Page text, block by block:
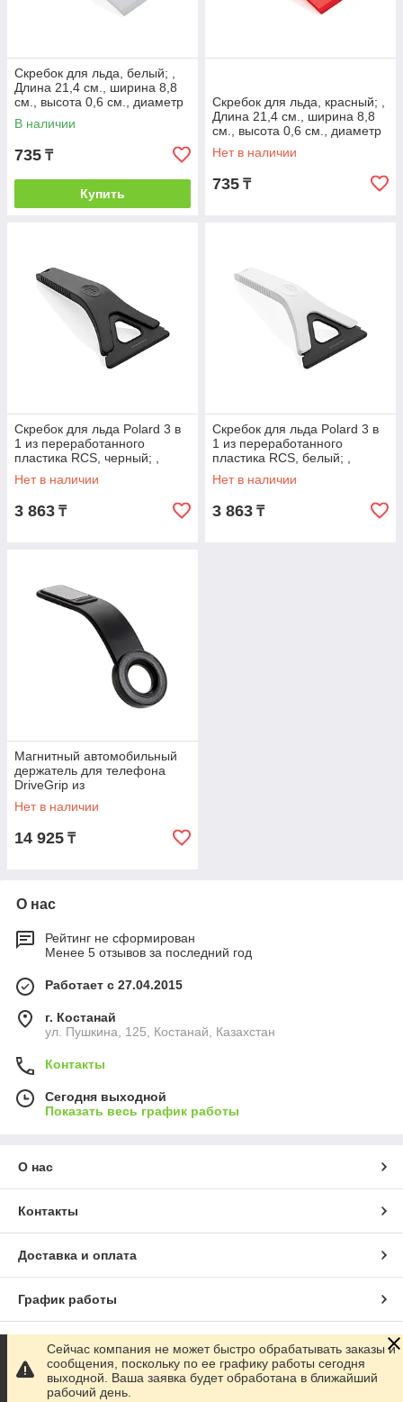
Скребок для льда, белый; ,
Длина 21,4 см., ширина 8,8
см., высота 0,6 см., диаметр
0 см., P239.103
В наличии
735 ₸
Купить
Скребок для льда, красный; ,
Длина 21,4 см., ширина 8,8
см., высота 0,6 см., диаметр
0 см., P239.104
Нет в наличии
735 ₸
Скребок для льда Polard 3 в
1 из переработанного
пластика RCS, черный; ,
Длина 24,7 см., ширина 11,1
см.,
Нет в наличии
3 863 ₸
Скребок для льда Polard 3 в
1 из переработанного
пластика RCS, белый; ,
Длина 24,7 см., ширина 11,1
см.,
Нет в наличии
3 863 ₸
Магнитный автомобильный
держатель для телефона
DriveGrip из
переработанного пластика
RCS, черный; , Длина 20,8
Нет в наличии
14 925 ₸
О нас
Рейтинг не сформирован
Менее 5 отзывов за последний год
Работает с 27.04.2015
г. Костанай
ул. Пушкина, 125, Костанай, Казахстан
Контакты
Сегодня выходной
Показать весь график работы
О нас
Контакты
Доставка и оплата
График работы
Полная версия сайта
Сайт создан на маркетплейсе Satu.kz
Сейчас компания не может быстро обрабатывать заказы и
сообщения, поскольку по ее графику работы сегодня
выходной. Ваша заявка будет обработана в ближайший
рабочий день.